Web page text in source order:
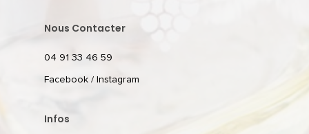
Nous Contacter
04 91 33 46 59
Facebook / Instagram
Infos